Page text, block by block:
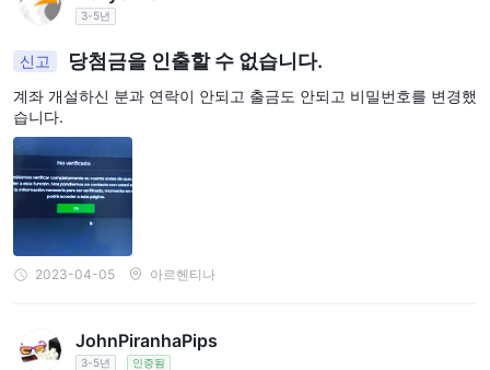
3-5년
신고 당첨금을 인출할 수 없습니다.
계좌 개설하신 분과 연락이 안되고 출금도 안되고 비밀번호를 변경했
습니다.
2023-04-05 아르헨티나
JohnPiranhaPips
3-5년 인증됨